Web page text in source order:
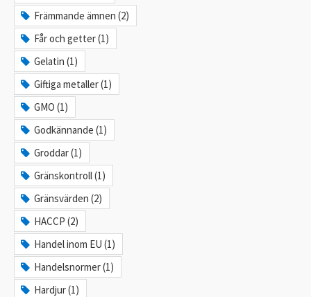
Främmande ämnen (2)
Får och getter (1)
Gelatin (1)
Giftiga metaller (1)
GMO (1)
Godkännande (1)
Groddar (1)
Gränskontroll (1)
Gränsvärden (2)
HACCP (2)
Handel inom EU (1)
Handelsnormer (1)
Hardjur (1)